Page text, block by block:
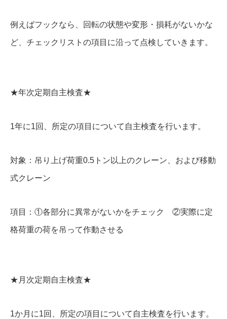
例えばフックなら、回転の状態や変形・損耗がないかな
ど、チェックリストの項目に沿って点検していきます。
★年次定期自主検査★
1年に1回、所定の項目について自主検査を行います。
対象：吊り上げ荷重0.5トン以上のクレーン、および移動
式クレーン
項目：①各部分に異常がないかをチェック ②実際に定
格荷重の荷を吊って作動させる
★月次定期自主検査★
1か月に1回、所定の項目について自主検査を行います。